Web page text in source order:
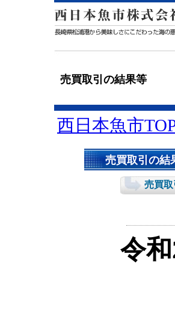
売買取引の結果等
西日本魚市
売買取引の結
売買
令和